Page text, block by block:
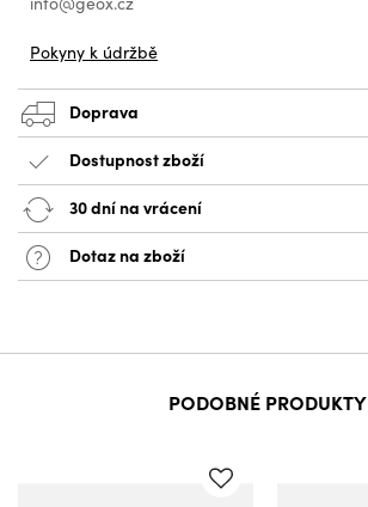
Pokyny k údržbě
Doprava
Dostupnost zboží
30 dní na vrácení
Dotaz na zboží
PODOBNÉ PRODUKTY